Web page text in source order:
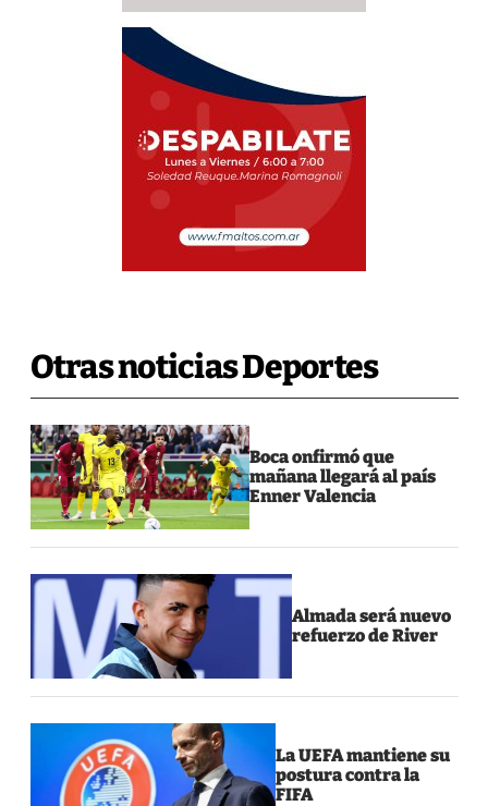
Otras noticias Deportes
Boca onfirmó que
mañana llegará al país
Enner Valencia
Almada será nuevo
refuerzo de River
La UEFA mantiene su
postura contra la
FIFA